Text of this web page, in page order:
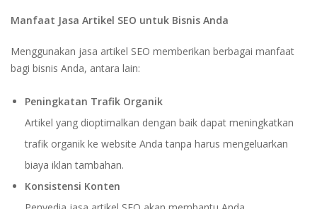
Manfaat Jasa Artikel SEO untuk Bisnis Anda
Menggunakan jasa artikel SEO memberikan berbagai manfaat
bagi bisnis Anda, antara lain:
Peningkatan Trafik Organik
Artikel yang dioptimalkan dengan baik dapat meningkatkan
trafik organik ke website Anda tanpa harus mengeluarkan
biaya iklan tambahan.
Konsistensi Konten